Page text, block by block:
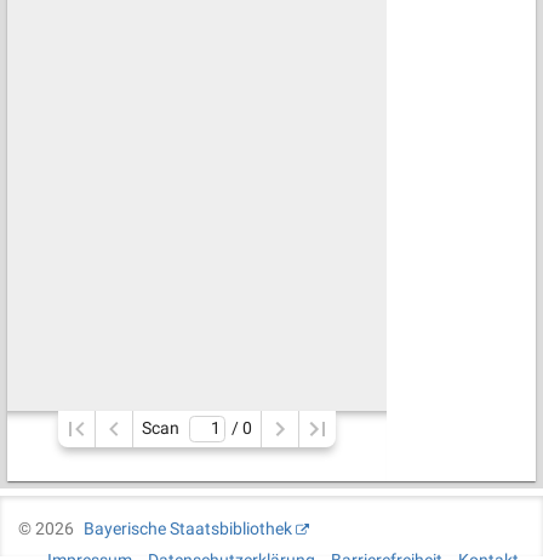
Scan / 0
©2026
Bayerische Staatsbibliothek